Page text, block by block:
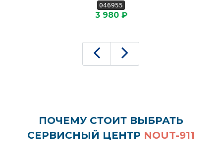
046955
3 980 ₽
ПОЧЕМУ СТОИТ ВЫБРАТЬ
СЕРВИСНЫЙ ЦЕНТР NOUT-911